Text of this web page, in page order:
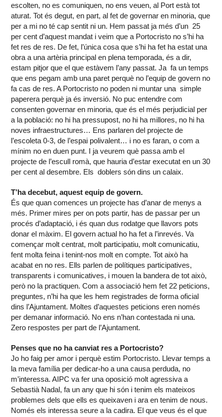
escolten, no es comuniquen, no ens veuen, al Port està tot
aturat. Tot és degut, en part, al fet de governar en minoria, que
per a mi no té cap sentit ni un. Hem passat ja més d’un 25
per cent d’aquest mandat i veim que a Portocristo no s’hi ha
fet res de res. De fet, l’única cosa que s’hi ha fet ha estat una
obra a una artèria principal en plena temporada, és a dir,
estam pitjor que el que estàvem l’any passat. Ja fa un temps
que ens pegam amb una paret perquè no l’equip de govern no
fa cas de res. A Portocristo no poden ni muntar una simple
paperera perquè ja és inversió. No puc entendre com
consenten governar en minoria, que és el més perjudicial per
a la població: no hi ha pressupost, no hi ha millores, no hi ha
noves infraestructures… Ens parlaren del projecte de
l’escoleta 0-3, de l’espai polivalent… i no es faran, o com a
mínim no en duen punt. I ja veurem què passa amb el
projecte de l’escull romà, que hauria d’estar executat en un 30
per cent al desembre. Els doblers són dins un calaix.
T’ha decebut, aquest equip de govern.
És que quan comences un projecte has d’anar de menys a
més. Primer mires per on pots partir, has de passar per un
procés d’adaptació, i és quan dus rodatge que llavors pots
donar el màxim. El govern actual ho ha fet a l’inrevés. Va
començar molt centrat, molt participatiu, molt comunicatiu,
fent molta feina i tenint-nos molt en compte. Tot això ha
acabat en no res. Ells parlen de polítiques participatives,
transparents i comunicatives, i mouen la bandera de tot això,
però no la practiquen.Com a associació hem fet 22 peticions,
preguntes, n’hi ha que les hem registrades de forma oficial
dins l’Ajuntament. Moltes d’aquestes peticions eren només
per demanar informació. No ens n’han contestada ni una.
Zero respostes per part de l’Ajuntament.
Penses que no ha canviat res a Portocristo?
Jo ho faig per amor i perquè estim Portocristo. Llevar temps a
la meva família per dedicar-ho a una causa perduda, no
m’interessa. AIPC va fer una oposició molt agressiva a
Sebastià Nadal, fa un any que hi són i tenim els mateixos
problemes dels que ells es queixaven i ara en tenim de nous.
Només els interessa seure a la cadira. El que veus és el que